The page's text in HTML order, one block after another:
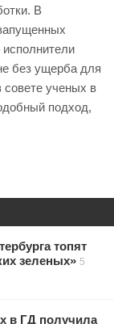
В
без ущерба для
совете ученых в
подход,
топят
зеленых» 5
в ГД получила